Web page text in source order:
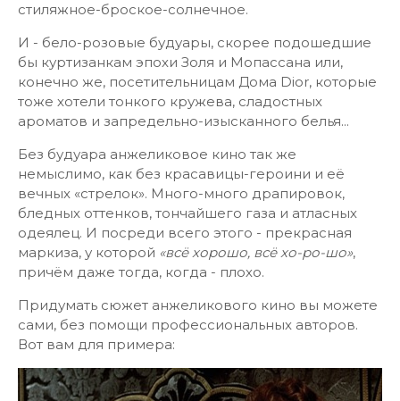
стиляжное-броское-солнечное.
И - бело-розовые будуары, скорее подошедшие
бы куртизанкам эпохи Золя и Мопассана или,
конечно же, посетительницам Дома Dior, которые
тоже хотели тонкого кружева, сладостных
ароматов и запредельно-изысканного белья...
Без будуара анжеликовое кино так же
немыслимо, как без красавицы-героини и её
вечных «стрелок». Много-много драпировок,
бледных оттенков, тончайшего газа и атласных
одеялец. И посреди всего этого - прекрасная
маркиза, у которой «всё хорошо, всё хо-ро-шо»,
причём даже тогда, когда - плохо.
Придумать сюжет анжеликового кино вы можете
сами, без помощи профессиональных авторов.
Вот вам для примера: